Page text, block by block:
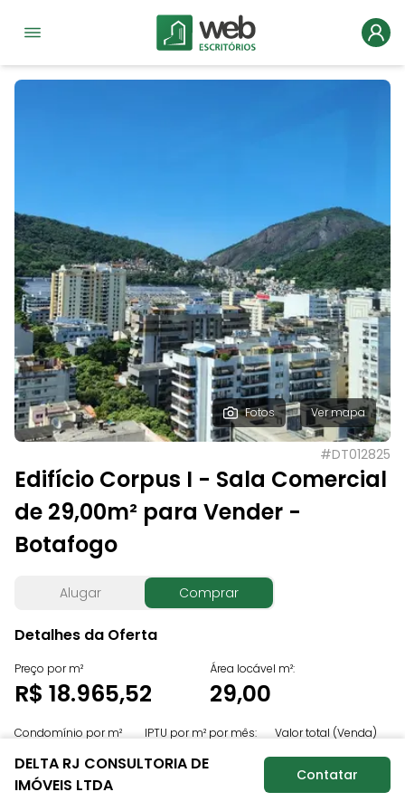
Fotos Ver mapa
#DT012825
Edifício Corpus I - Sala Comercial
de 29,00m² para Vender -
Botafogo
Alugar Comprar
Detalhes da Oferta
Preço por m²
R$ 18.965,52
Área locável m²:
29,00
Condomínio por m²
R$ 26,90
IPTU por m² por mês: Valor total (Venda)
DELTA RJ CONSULTORIA DE
IMÓVEIS LTDA
Contatar